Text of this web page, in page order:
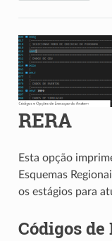
RERA
Esta opção
Esquemas
os estágios para
Códigos